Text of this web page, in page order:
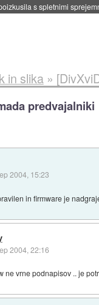
s spletnimi
in slika»
predvajalniki
2004, 15:23
in firmware je
2004, 22:16
ne vrne podnapisov .. je